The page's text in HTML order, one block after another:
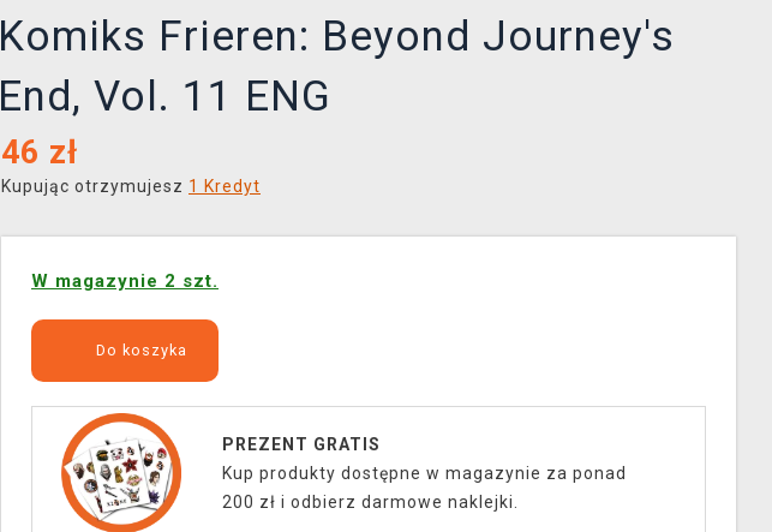
Komiks Frieren: Beyond Journey's
End, Vol. 11 ENG
46 zł
Kupując otrzymujesz 1 Kredyt
W magazynie 2 szt.
Do koszyka
PREZENT GRATIS
Kup produkty dostępne w magazynie za ponad
200 zł i odbierz darmowe naklejki.